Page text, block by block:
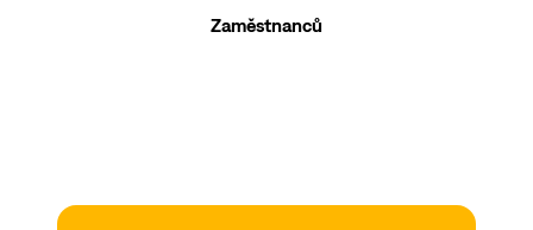
Zaměstnanců